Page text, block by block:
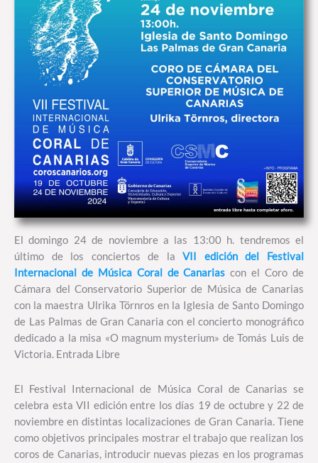
El domingo 24 de noviembre a las 13:00 h. tendremos el
último de los conciertos de laVII edición del Festival
Internacional de Música Coral de Canarias con el Coro de
Cámara del Conservatorio Superior de Música de Canarias
con la maestra Ulrika Törnros en la Iglesia de Santo Domingo
de Las Palmas de Gran Canaria con el concierto monográfico
dedicado a la misa «O magnum mysterium» de Tomás Luis de
Victoria. Entrada Libre
El Festival Internacional de Música Coral de Canarias se
celebra esta VII edición entre los días 19 de octubre y 22 de
noviembre en distintas localizaciones de Gran Canaria. Tiene
como objetivos principales mostrar el trabajo que realizan los
coros de Canarias, introducir nuevas piezas en los programas